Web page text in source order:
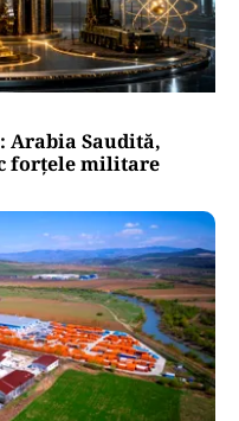
Arabia Saudită,
forțele militare